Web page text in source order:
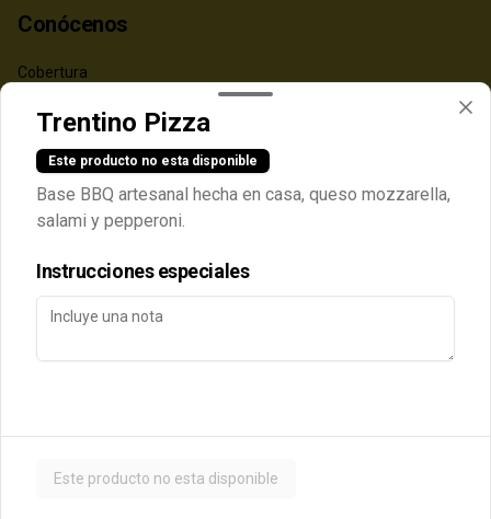
Conócenos
Cobertura
Política de privacidad
Redes sociales
Instagram
Mi cuenta
Iniciar sesión
Trentino Pizza
Este producto no esta disponible
Base BBQ artesanal hecha en casa, queso mozzarella,
salami y pepperoni.
Instrucciones especiales
Este producto no esta disponible